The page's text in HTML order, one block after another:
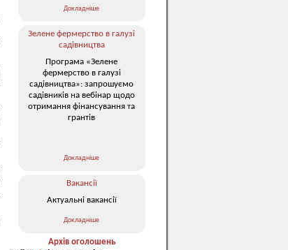
Докладніше
Зелене фермерство в галузі
садівництва
Програма «Зелене
фермерство в галузі
садівництва»: запрошуємо
садівників на вебінар щодо
отримання фінансування та
грантів
Докладніше
Вакансії
Актуальні вакансії
Докладніше
Архів оголошень